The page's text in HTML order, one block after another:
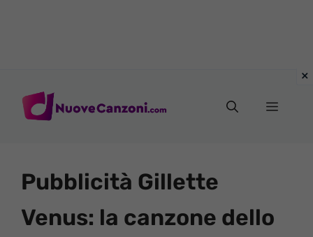
Menu
Pubblicità Gillette
Venus: la canzone dello